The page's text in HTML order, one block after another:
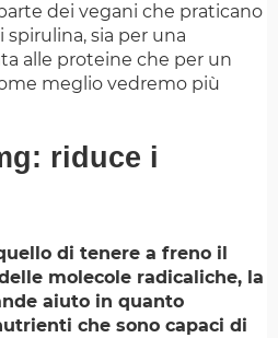
dei vegani che praticano
sia per una
alle proteine che per un
meglio vedremo più
riduce i
di tenere a freno il
molecole radicaliche, la
aiuto in quanto
che sono capaci di